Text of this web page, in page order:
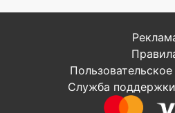
Служба поддержки